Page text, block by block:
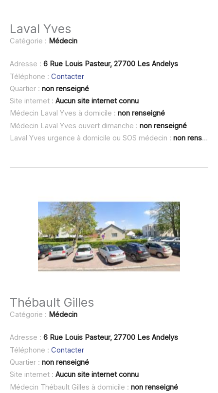
Laval Yves
Catégorie : Médecin
Adresse : 6 Rue Louis Pasteur, 27700 Les Andelys
Téléphone : Contacter
Quartier : non renseigné
Site internet : Aucun site internet connu
Médecin Laval Yves à domicile : non renseigné
Médecin Laval Yves ouvert dimanche : non renseigné
Laval Yves urgence à domicile ou SOS médecin : non renseigné
Thébault Gilles
Catégorie : Médecin
Adresse : 6 Rue Louis Pasteur, 27700 Les Andelys
Téléphone : Contacter
Quartier : non renseigné
Site internet : Aucun site internet connu
Médecin Thébault Gilles à domicile : non renseigné